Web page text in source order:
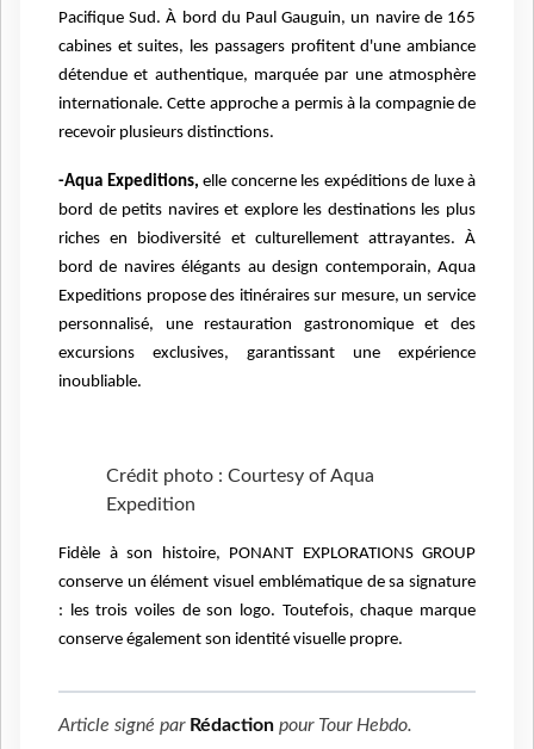
Pacifique Sud. À bord du Paul Gauguin, un navire de 165
cabines et suites, les passagers profitent d'une ambiance
détendue et authentique, marquée par une atmosphère
internationale. Cette approche a permis à la compagnie de
recevoir plusieurs distinctions.
-Aqua Expeditions, elle concerne les expéditions de luxe à
bord de petits navires et explore les destinations les plus
riches en biodiversité et culturellement attrayantes. À
bord de navires élégants au design contemporain, Aqua
Expeditions propose des itinéraires sur mesure, un service
personnalisé, une restauration gastronomique et des
excursions exclusives, garantissant une expérience
inoubliable.
Crédit photo : Courtesy of Aqua
Expedition
Fidèle à son histoire, PONANT EXPLORATIONS GROUP
conserve un élément visuel emblématique de sa signature
: les trois voiles de son logo. Toutefois, chaque marque
conserve également son identité visuelle propre.
Article signé par Rédaction pour Tour Hebdo.